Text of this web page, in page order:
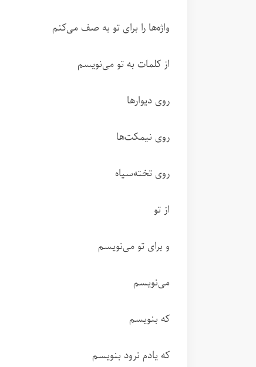
واژه‌ها را برای تو به صف می‌کنم
از کلمات به تو می‌نویسم
روی دیوارها
روی نیمکت‌ها
روی تخته‌سیاه
از تو
و برای تو می‌نویسم
می‌نویسم
که بنویسم
که یادم نرود بنویسم